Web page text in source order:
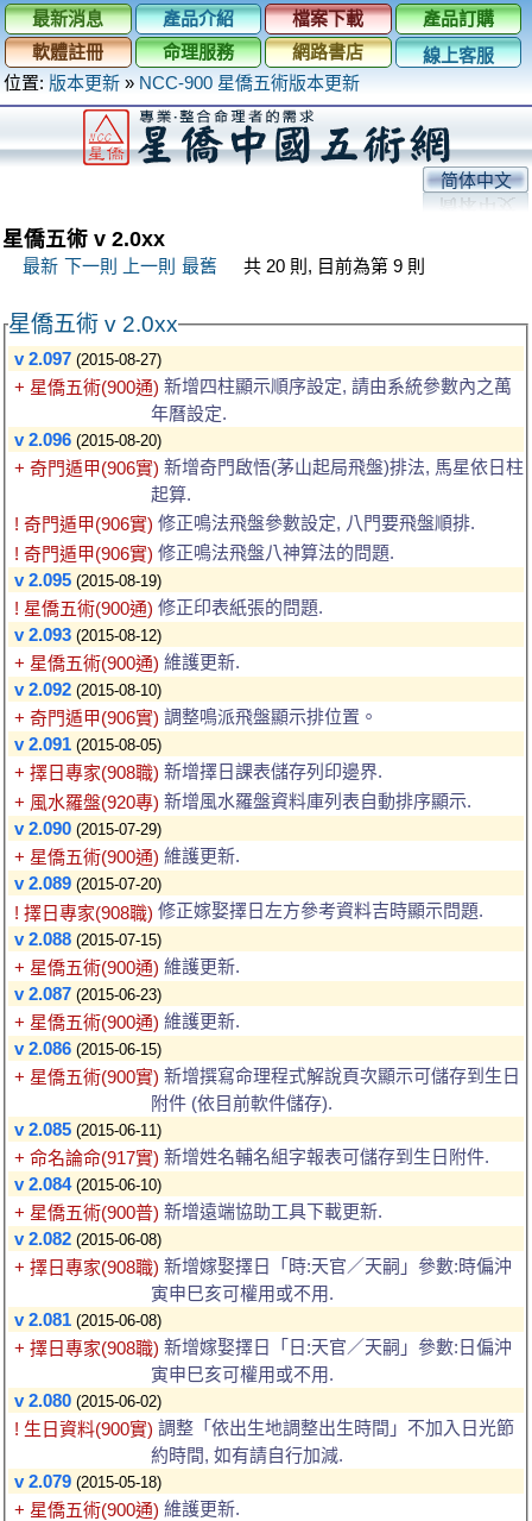
最新消息 產品介紹 檔案下載
產品訂購
軟體註冊
命理服務 網路書店
線上客服
位置: 版本更新 » NCC-900 星僑五術版本更新
简体中文
星僑五術 v 2.0xx
最新 下一則 上一則 最舊 共 20 則, 目前為第 9 則
星僑五術 v 2.0xx
v 2.097 (2015-08-27)
+ 星僑五術(900通) 新增四柱顯示順序設定, 請由系統參數內之萬
年曆設定.
v 2.096 (2015-08-20)
+ 奇門遁甲(906實) 新增奇門啟悟(茅山起局飛盤)排法, 馬星依日柱
起算.
! 奇門遁甲(906實) 修正鳴法飛盤參數設定, 八門要飛盤順排.
! 奇門遁甲(906實) 修正鳴法飛盤八神算法的問題.
v 2.095 (2015-08-19)
! 星僑五術(900通) 修正印表紙張的問題.
v 2.093 (2015-08-12)
+ 星僑五術(900通) 維護更新.
v 2.092 (2015-08-10)
+ 奇門遁甲(906實) 調整鳴派飛盤顯示排位置。
v 2.091 (2015-08-05)
+ 擇日專家(908職) 新增擇日課表儲存列印邊界.
+ 風水羅盤(920專) 新增風水羅盤資料庫列表自動排序顯示.
v 2.090 (2015-07-29)
+ 星僑五術(900通) 維護更新.
v 2.089 (2015-07-20)
! 擇日專家(908職) 修正嫁娶擇日左方參考資料吉時顯示問題.
v 2.088 (2015-07-15)
+ 星僑五術(900通) 維護更新.
v 2.087 (2015-06-23)
+ 星僑五術(900通) 維護更新.
v 2.086 (2015-06-15)
+ 星僑五術(900實) 新增撰寫命理程式解說頁次顯示可儲存到生日
附件 (依目前軟件儲存).
v 2.085 (2015-06-11)
+ 命名論命(917實) 新增姓名輔名組字報表可儲存到生日附件.
v 2.084 (2015-06-10)
+ 星僑五術(900普) 新增遠端協助工具下載更新.
v 2.082 (2015-06-08)
+ 擇日專家(908職) 新增嫁娶擇日「時:天官／天嗣」參數:時偏沖
寅申巳亥可權用或不用.
v 2.081 (2015-06-08)
+ 擇日專家(908職) 新增嫁娶擇日「日:天官／天嗣」參數:日偏沖
寅申巳亥可權用或不用.
v 2.080 (2015-06-02)
! 生日資料(900實) 調整「依出生地調整出生時間」不加入日光節
約時間, 如有請自行加減.
v 2.079 (2015-05-18)
+ 星僑五術(900通) 維護更新.